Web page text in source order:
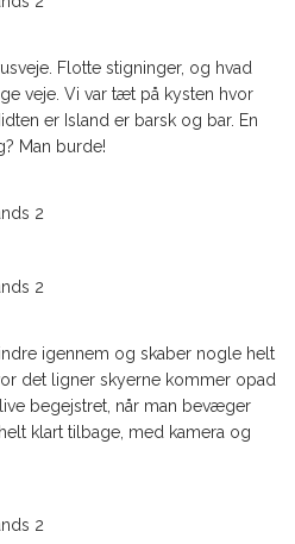
Flotte stigninger, og hvad
veje. Vi var tæt på kysten hvor
er Island er barsk og bar. En
Man burde!
igennem og skaber nogle helt
det ligner skyerne kommer opad
begejstret, når man bevæger
klart tilbage, med kamera og